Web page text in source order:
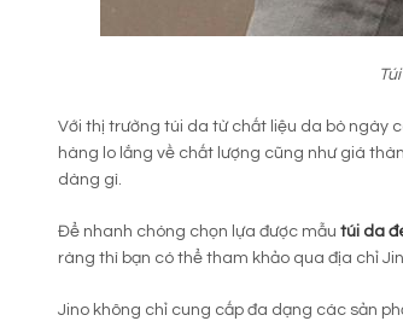
Với thị trường túi da từ chất liệu da bò ngày
hàng lo lắng về chất lượng cũng như giá
dàng gì.
Để nhanh chóng chọn lựa được mẫu túi da
ràng thì bạn có thể tham khảo qua địa chỉ
Jino không chỉ cung cấp đa dạng các sản